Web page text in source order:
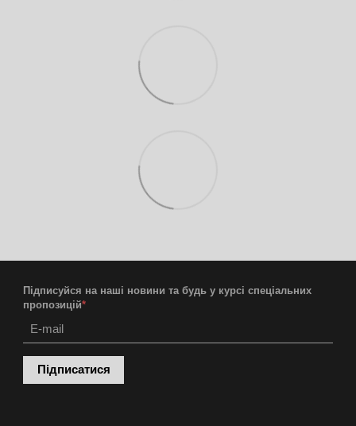
Підписуйся на наші новини та будь у курсі спеціальних
пропозицій*
Підписатися